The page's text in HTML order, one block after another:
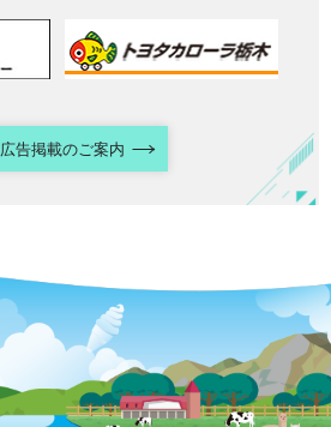
広告掲載のご案内